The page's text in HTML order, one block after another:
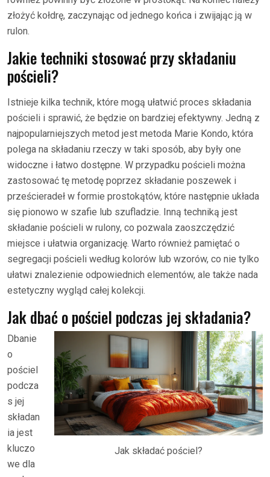
złożyć kołdrę, zaczynając od jednego końca i zwijając ją w
rulon.
Jakie techniki stosować przy składaniu
pościeli?
Istnieje kilka technik, które mogą ułatwić proces składania
pościeli i sprawić, że będzie on bardziej efektywny. Jedną z
najpopularniejszych metod jest metoda Marie Kondo, która
polega na składaniu rzeczy w taki sposób, aby były one
widoczne i łatwo dostępne. W przypadku pościeli można
zastosować tę metodę poprzez składanie poszewek i
prześcieradeł w formie prostokątów, które następnie układa
się pionowo w szafie lub szufladzie. Inną techniką jest
składanie pościeli w rulony, co pozwala zaoszczędzić
miejsce i ułatwia organizację. Warto również pamiętać o
segregacji pościeli według kolorów lub wzorów, co nie tylko
ułatwi znalezienie odpowiednich elementów, ale także nada
estetyczny wygląd całej kolekcji.
Jak dbać o pościel podczas jej składania?
Jak składać pościel?
Dbanie
o
pościel
podcza
s jej
składan
ia jest
kluczo
we dla